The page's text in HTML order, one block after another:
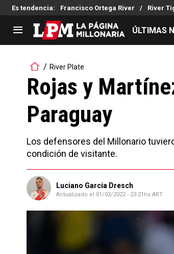
Es tendencia: Francisco Ortega River River
LIGA PROFESIONAL
Noticias
Tabla de posiciones
Fixture
Reserva
Copa
Copa
ÚLTIMAS
River Plate
Rojas y
Paraguay
Los defensores del Millonario
condición de visitante.
Luciano García Dresch
Actualizado el 01/02/2022 - 23:21hs ART